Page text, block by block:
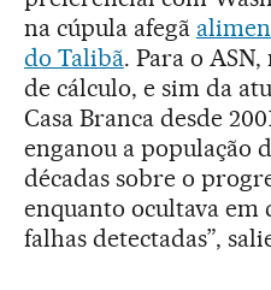
na cúpula afegã
do Talibã. Para o
de cálculo, e sim da
Casa Branca desde
enganou a população
décadas sobre o
enquanto ocultava em
falhas detectadas”,